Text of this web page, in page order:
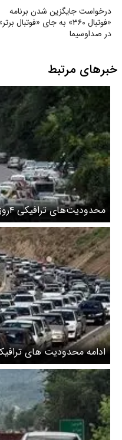
درخواست جایگزین شدن برنامه
«فوتبال ۳۶۰» به جای «فوتبال
در صداوسیما
خبرهای مرتبط
محدودیت‌های ترافیکی ۴روزه در این جاده‌های شمالی کشور
ادامه محدودیت های